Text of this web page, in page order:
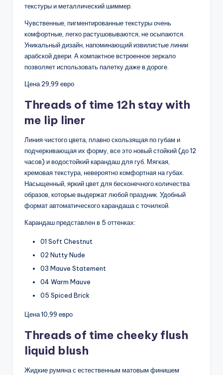
текстуры и металлический шиммер.
Чувственные, пигментированные текстуры очень
комфортные, легко растушовываются, не осыпаются.
Уникальный дизайн, напоминающий извилистые линии
арабской двери. А компактное встроенное зеркало
позволяет использовать палетку даже в дороге.
Цена 29,99 евро
Threads of time 12h stay with
me lip liner
Линия чистого цвета, плавно скользящая по губам и
подчеркивающая их форму, все это новый стойкий (до 12
часов) и водостойкий карандаш для губ. Мягкая,
кремовая текстура, невероятно комфортная на губах.
Насыщенный, яркий цвет для бесконечного количества
образов, которые выдержат любой праздник. Удобный
формат автоматического карандаша с точилкой.
Карандаш представлен в 5 оттенках:
​01 Soft Chestnut
02 Nutty Nude
03 Mauve Statement
04 Warm Mauve
05 Spiced Brick
Цена 10,99 евро
Threads of time cheeky flush
liquid blush
Жидкие румяна с естественным матовым финишем